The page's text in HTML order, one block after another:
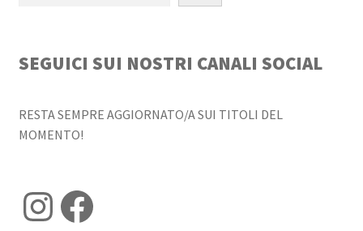
SEGUICI SUI NOSTRI CANALI SOCIAL
RESTA SEMPRE AGGIORNATO/A SUI TITOLI DEL
MOMENTO!
Instagram
Facebook